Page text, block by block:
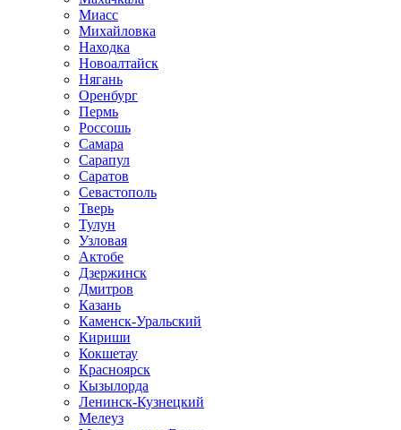
Миасс
Михайловка
Находка
Новоалтайск
Нягань
Оренбург
Пермь
Россошь
Самара
Сарапул
Саратов
Севастополь
Тверь
Тулун
Узловая
Актобе
Дзержинск
Дмитров
Казань
Каменск-Уральский
Кириши
Кокшетау
Красноярск
Кызылорда
Ленинск-Кузнецкий
Мелеуз